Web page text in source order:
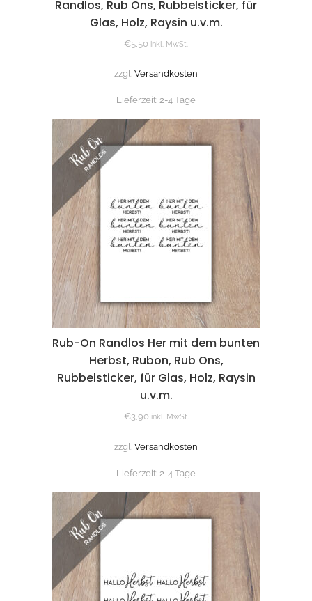
Randlos, Rub Ons, Rubbelsticker, für
Glas, Holz, Raysin u.v.m.
€5,50 inkl. MwSt.
zzgl. Versandkosten
Lieferzeit: 2-4 Tage
Rub-On Randlos Her mit dem bunten
Herbst, Rubon, Rub Ons,
Rubbelsticker, für Glas, Holz, Raysin
u.v.m.
€3,90 inkl. MwSt.
zzgl. Versandkosten
Lieferzeit: 2-4 Tage